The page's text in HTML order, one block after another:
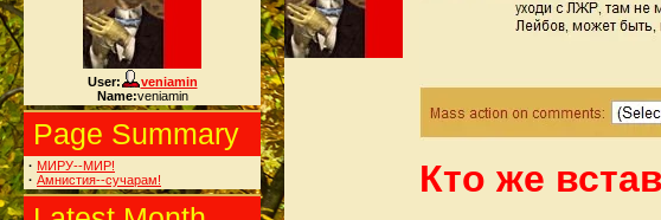
User:
veniamin
Name:veniamin
Page Summary
· МИРУ--МИР!
· Амнистия--сучарам! Кто же